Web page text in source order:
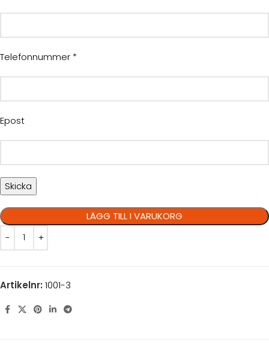
Telefonnummer *
Epost
LÄGG TILL I VARUKORG
Artikelnr: 1001-3